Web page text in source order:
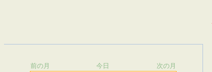
前の月 今日 次の月